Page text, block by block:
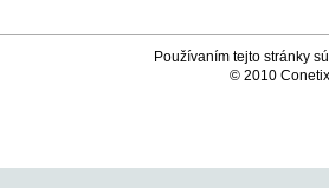
Používaním tejto stránky
© 2010